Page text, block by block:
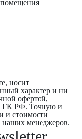
помещения
носит
характер и ни
офертой,
ГК РФ. Точную и
и стоимости
наших менеджеров.